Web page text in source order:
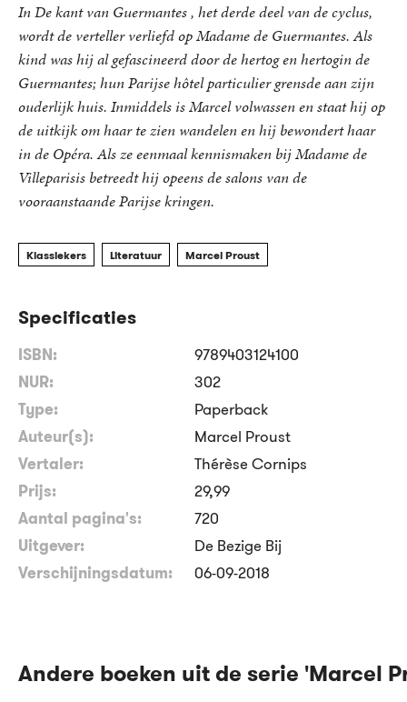
In De kant van Guermantes, het derde deel van de cyclus,
wordt de verteller verliefd op Madame de Guermantes. Als
kind was hij al gefascineerd door de hertog en hertogin de
Guermantes; hun Parijsehôtel particuliergrensde aan zijn
ouderlijk huis. Inmiddels is Marcel volwassen en staat hij op
de uitkijk om haar te zien wandelen en hij bewondert haar
in de Opéra. Als ze eenmaal kennismaken bij Madame de
Villeparisis betreedt hij opeens de salons van de
vooraanstaande Parijse kringen.
Klassiekers Literatuur Marcel Proust
Specificaties
ISBN:
9789403124100
NUR:
302
Type:
Paperback
Auteur(s):
Marcel Proust
Vertaler:
Thérèse Cornips
Prijs:
29,99
Aantal pagina's:
720
Uitgever:
De Bezige Bij
Verschijningsdatum:
06-09-2018
Andere boeken uit de serie 'Marcel